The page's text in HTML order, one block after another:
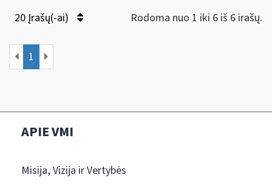
20 Įrašų(-ai) Rodoma nuo 1 iki 6 iš 6 irašų.
1
APIE VMI
Misija, Vizija ir Vertybės